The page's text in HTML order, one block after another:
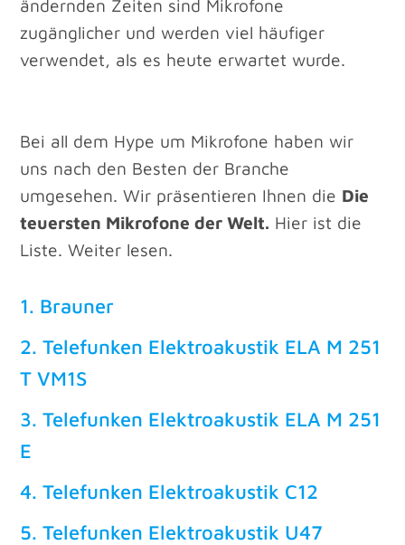
ändernden Zeiten sind Mikrofone
zugänglicher und werden viel häufiger
verwendet, als es heute erwartet wurde.
Bei all dem Hype um Mikrofone haben wir
uns nach den Besten der Branche
umgesehen. Wir präsentieren Ihnen die Die
teuersten Mikrofone der Welt. Hier ist die
Liste. Weiter lesen.
1. Brauner
2. Telefunken Elektroakustik ELA M 251
T VM1S
3. Telefunken Elektroakustik ELA M 251
E
4. Telefunken Elektroakustik C12
5. Telefunken Elektroakustik U47